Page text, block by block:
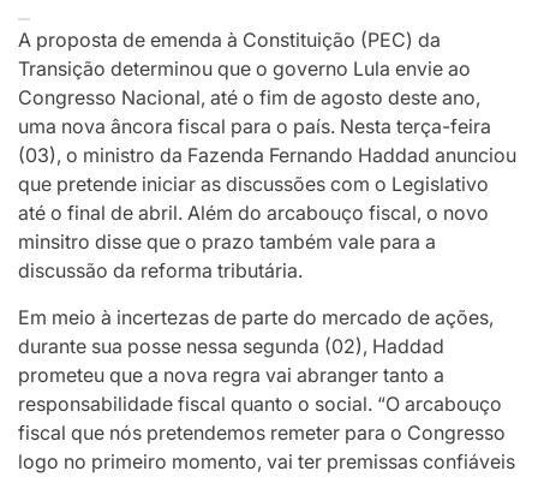
A proposta de emenda à Constituição (PEC) da
Transição determinou que o governo Lula envie ao
Congresso Nacional, até o fim de agosto deste ano,
uma nova âncora fiscal para o país. Nesta terça-feira
(03), o ministro da Fazenda Fernando Haddad anunciou
que pretende iniciar as discussões com o Legislativo
até o final de abril. Além do arcabouço fiscal, o novo
minsitro disse que o prazo também vale para a
discussão da reforma tributária.
Em meio à incertezas de parte do mercado de ações,
durante sua posse nessa segunda (02), Haddad
prometeu que a nova regra vai abranger tanto a
responsabilidade fiscal quanto o social. “O arcabouço
fiscal que nós pretendemos remeter para o Congresso
logo no primeiro momento, vai ter premissas confiáveis